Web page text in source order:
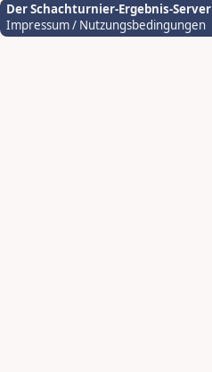
Der Schachturnier-Ergebnis-Server
Impressum / Nutzungsbedingungen